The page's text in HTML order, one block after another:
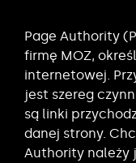
Page Authority
firmę MOZ,
internetowej.
jest szereg
są linki
danej strony.
Authority należy